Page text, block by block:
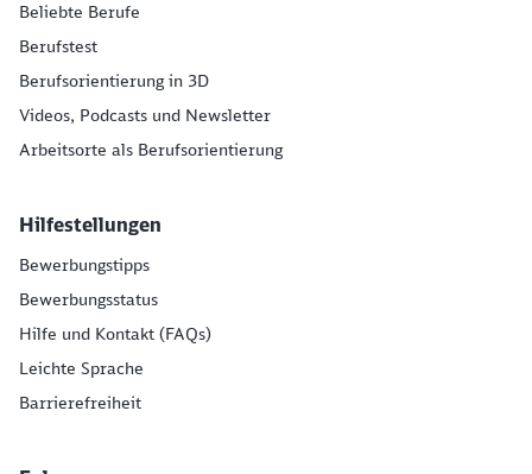
Beliebte Berufe
Berufstest
Berufsorientierung in 3D
Videos, Podcasts und Newsletter
Arbeitsorte als Berufsorientierung
Hilfestellungen
Bewerbungstipps
Bewerbungsstatus
Hilfe und Kontakt (FAQs)
Leichte Sprache
Barrierefreiheit